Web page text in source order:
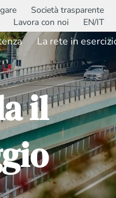
Società trasparente
Lavora con noi EN/IT
La rete in
il